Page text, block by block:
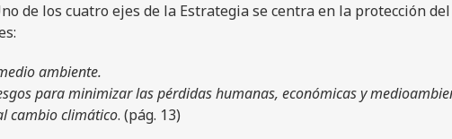
de los cuatro ejes de la Estrategia se centra en la protección
ambiente.
para minimizar las pérdidas humanas, económicas y
cambio climático. (pág. 13)